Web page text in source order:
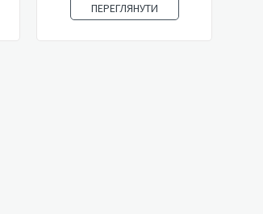
ПЕРЕГЛЯНУТИ